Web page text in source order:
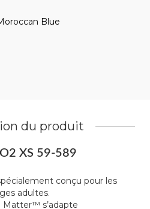
Blue
du produit
XS 59-589
conçu pour les
adultes.
Matter™ s’adapte